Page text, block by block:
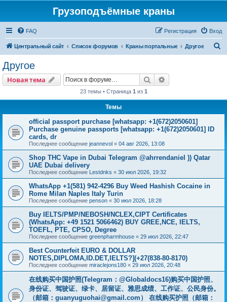
Грузоподъёмные краны
FAQ Вход
Регистрация
Центральный сайт Список форумов Краны портальные Другое
Другое
Новая тема Поиск
23 темы • Страница 1 из 1
Темы
official passport purchase [whatsapp: +1(672)2050601]
Purchase genuine passports [whatsapp: +1(672)2050601] ID
cards, dr
Последнее сообщение jeannevol « 04 авг 2026, 13:08
Shop THC Vape in Dubai Telegram @ahrrendaniel )) Qatar
UAE Dubai delivery
Последнее сообщение Lestdnks « 30 июл 2026, 19:32
WhatsApp +1(581) 942-4296 Buy Weed Hashish Cocaine in
Rome Milan Naples Italy Turin
Последнее сообщение penson « 30 июл 2026, 18:28
Buy IELTS/PMP/NEBOSH/NCLEX,CIPT Certificates
(WhatsApp: +49 1521 5066462) BUY GREE,NCE, IELTS,
TOEFL, PTE, CPSO, Degree
Последнее сообщение greenpharmhouse « 29 июл 2026, 22:47
Best Counterfeit EURO & DOLLAR
NOTES,DIPLOMA,ID.DET,IELTS?](+27(838-80-8170)
Последнее сообщение miraclejons180 « 29 июл 2026, 20:48
在线购买中国护照(Telegram：@Globaldocs16)购买中国护照、
身份证、驾驶证、绿卡、居留证、雅思成绩、工作证、公民身份。
（邮箱： guanyuguohai@gmail.com ） 在线购买护照（邮箱：